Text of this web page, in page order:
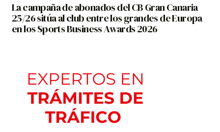
La campaña de abonados del CB Gran Canaria
25/26 sitúa al club entre los grandes de Europa
en los Sports Business Awards 2026